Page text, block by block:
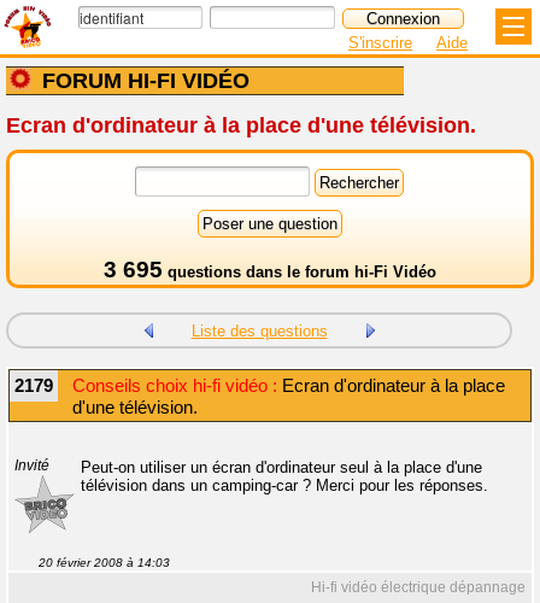
FORUM HI-FI VIDÉO
S'inscrire Aide
Ecran d'ordinateur à la place d'une télévision.
3 695 questions dans le forum hi-Fi Vidéo
Liste des questions
2179 Conseils choix hi-fi vidéo : Ecran d'ordinateur à la place
d'une télévision.
Invité
Peut-on utiliser un écran d'ordinateur seul à la place d'une
télévision dans un camping-car ? Merci pour les réponses.
20 février 2008 à 14:03
Hi-fi vidéo électrique dépannage